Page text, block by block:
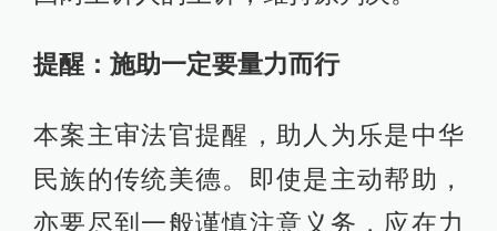
提醒：施助一定要量力而行
本案主审法官提醒，助人为乐是中华
民族的传统美德。即使是主动帮助，
亦要尽到一般谨慎注意义务，应在力